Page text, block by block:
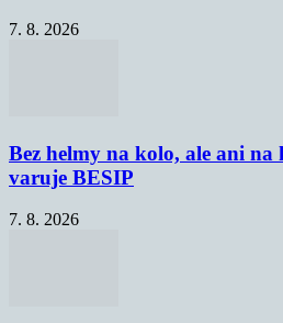
7. 8. 2026
Bez helmy na kolo, ale ani na
varuje BESIP
7. 8. 2026